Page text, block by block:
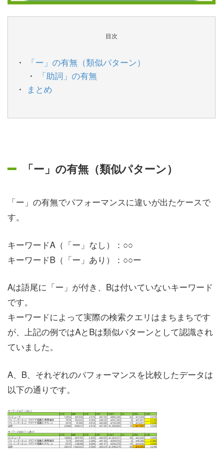
目次
「ー」の有無（類似パターン）
「助詞」の有無
まとめ
「ー」の有無（類似パターン）
「ー」の有無でパフォーマンスに違いが出たケースで
す。
キーワードA（「ー」なし）：○○
キーワードB（「ー」あり）：○○ー
Aは語尾に「ー」が付き、Bは付いていないキーワード
です。
キーワードによって実際の検索クエリはまちまちです
が、上記の例ではAとBは類似パターンとして認識され
ていました。
A、B、それぞれのパフォーマンスを比較したデータは
以下の通りです。